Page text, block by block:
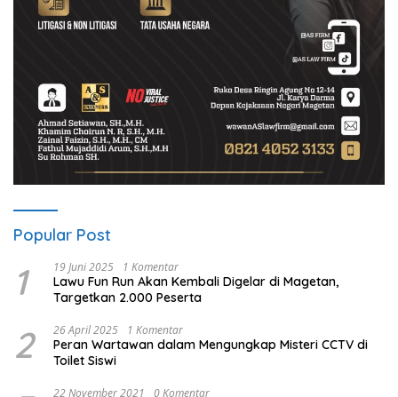
Popular Post
1 19 Juni 2025 1 Komentar
Lawu Fun Run Akan Kembali Digelar di Magetan,
Targetkan 2.000 Peserta
2 26 April 2025 1 Komentar
Peran Wartawan dalam Mengungkap Misteri CCTV di
Toilet Siswi
22 November 2021 0 Komentar